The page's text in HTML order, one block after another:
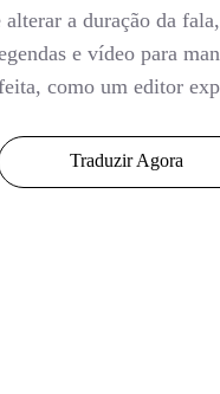
alterar a duração da
e vídeo para
como um editor
Traduzir Agora